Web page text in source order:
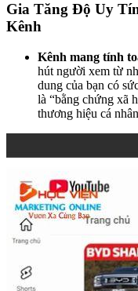
Gia Tăng Độ Uy
Kênh
Kênh mang tính
hút người xem từ
dung của bạn có
là “bằng chứng xã
thương hiệu cá